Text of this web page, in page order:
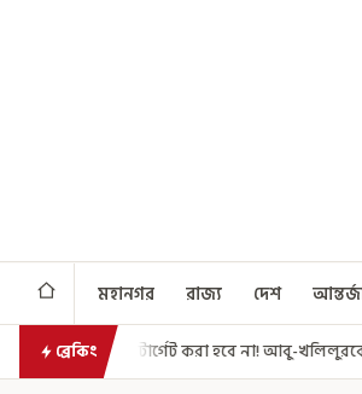
মহানগর রাজ্য দেশ
ব্রেকিং
করা হবে না! আবু-খলিলুরকে আশ্বস্ত করলেন মুখ্যমন্ত্রী